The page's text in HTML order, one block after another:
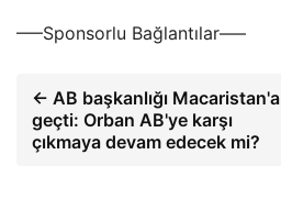
—–Sponsorlu Bağlantılar—–
← AB başkanlığı Macaristan'a
geçti: Orban AB'ye karşı
çıkmaya devam edecek mi?